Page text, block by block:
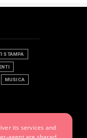
STAMPA
MUSICA
its services and